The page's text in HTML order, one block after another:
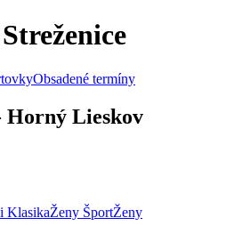
Obsadené termíny
Horný Lieskov
KlasikaŽeny ŠportŽeny